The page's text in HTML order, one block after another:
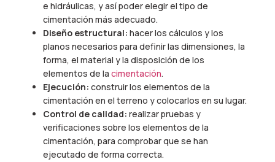
e hidráulicas, y así poder elegir el tipo de
cimentación más adecuado.
Diseño estructural: hacer los cálculos y los
planos necesarios para definir las dimensiones, la
forma, el material y la disposición de los
elementos de la cimentación.
Ejecución: construir los elementos de la
cimentación en el terreno y colocarlos en su lugar.
Control de calidad: realizar pruebas y
verificaciones sobre los elementos de la
cimentación, para comprobar que se han
ejecutado de forma correcta.